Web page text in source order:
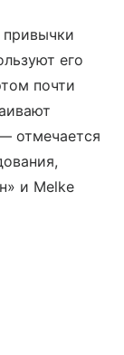
его
почти
отмечается
и Melke